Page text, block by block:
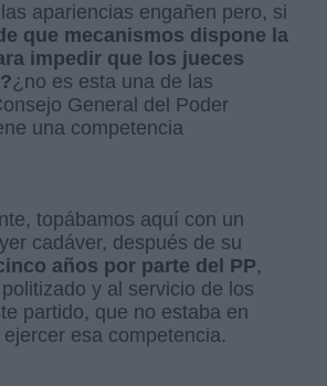
apariencias engañen pero, si
que mecanismos dispone la
impedir que los jueces
¿no es esta una de las
General del Poder
una competencia
topábamos aquí con un
cadáver, después de su
años por parte del PP,
y al servicio de los
partido, que no estaba en
esa competencia.